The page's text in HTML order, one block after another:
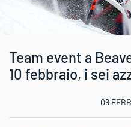
Team event a
10 febbraio, i sei
09